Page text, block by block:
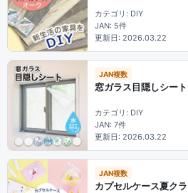
カテゴリ: DIY
JAN: 5件
更新日: 2026.03.22
JAN複数
窓ガラス目隠しシート
カテゴリ: DIY
JAN: 7件
更新日: 2026.03.22
JAN複数
カプセルケース夏ク